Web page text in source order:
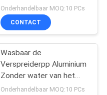
Onderhandelbaar MOQ:10 PCs
CONTACT
Wasbaar de
Verspreiderpp Aluminium
Zonder water van het
Pijparoma
Onderhandelbaar MOQ:10 PCs